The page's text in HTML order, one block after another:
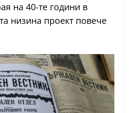
на 40-те години в
низина проект повече